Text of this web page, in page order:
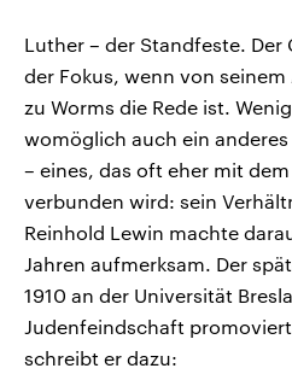
Luther – der Standfeste. Der
der Fokus, wenn von
zu Worms die Rede ist.
womöglich auch ein
– eines, das oft eher mit
verbunden wird: sein
Reinhold Lewin machte
Jahren aufmerksam. Der
1910 an der Universität
Judenfeindschaft
schreibt er dazu: